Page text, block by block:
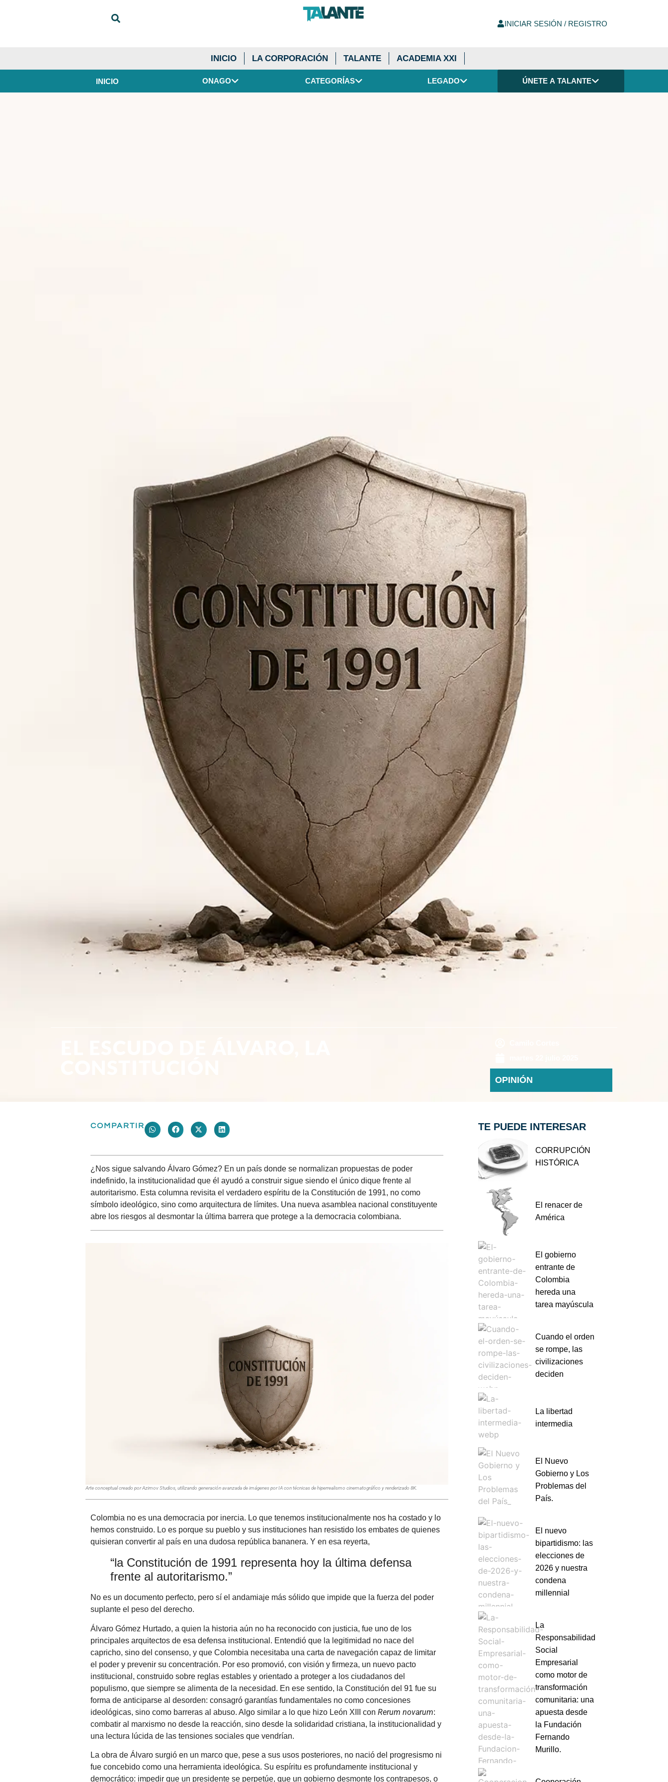
INICIAR SESIÓN / REGISTRO
INICIO LA CORPORACIÓN TALANTE ACADEMIA XXI
INICIO ONAGO CATEGORÍAS LEGADO ÚNETE A TALANTE
OPINIÓN
COMPARTIR
¿Nos sigue salvando Álvaro Gómez? En un país donde se normalizan propuestas de poder
indefinido, la institucionalidad que él ayudó a construir sigue siendo el único dique frente al
autoritarismo. Esta columna revisita el verdadero espíritu de la Constitución de 1991, no como
símbolo ideológico, sino como arquitectura de límites. Una nueva asamblea nacional constituyente
abre los riesgos al desmontar la última barrera que protege a la democracia colombiana.
Arte conceptual creado por Azimov Studios, utilizando generación avanzada de imágenes por IA con técnicas de hiperrealismo cinematográfico y renderizado 8K.
Colombia no es una democracia por inercia. Lo que tenemos institucionalmente nos ha costado y lo
hemos construido. Lo es porque su pueblo y sus instituciones han resistido los embates de quienes
quisieran convertir al país en una dudosa república bananera. Y en esa reyerta,
“la Constitución de 1991 representa hoy la última defensa
frente al autoritarismo.”
No es un documento perfecto, pero sí el andamiaje más sólido que impide que la fuerza del poder
suplante el peso del derecho.
Álvaro Gómez Hurtado, a quien la historia aún no ha reconocido con justicia, fue uno de los
principales arquitectos de esa defensa institucional. Entendió que la legitimidad no nace del
capricho, sino del consenso, y que Colombia necesitaba una carta de navegación capaz de limitar
el poder y prevenir su concentración. Por eso promovió, con visión y firmeza, un nuevo pacto
institucional, construido sobre reglas estables y orientado a proteger a los ciudadanos del
populismo, que siempre se alimenta de la necesidad. En ese sentido, la Constitución del 91 fue su
forma de anticiparse al desorden: consagró garantías fundamentales no como concesiones
ideológicas, sino como barreras al abuso. Algo similar a lo que hizo León XIII con Rerum novarum:
combatir al marxismo no desde la reacción, sino desde la solidaridad cristiana, la institucionalidad y
una lectura lúcida de las tensiones sociales que vendrían.
La obra de Álvaro surgió en un marco que, pese a sus usos posteriores, no nació del progresismo ni
fue concebido como una herramienta ideológica. Su espíritu es profundamente institucional y
democrático: impedir que un presidente se perpetúe, que un gobierno desmonte los contrapesos, o
TE PUEDE INTERESAR
CORRUPCIÓN
HISTÓRICA
El renacer de
América
El gobierno
entrante de
Colombia
hereda una
tarea mayúscula
Cuando el orden
se rompe, las
civilizaciones
deciden
La libertad
intermedia
El Nuevo
Gobierno y Los
Problemas del
País.
El nuevo
bipartidismo: las
elecciones de
2026 y nuestra
condena
millennial
La
Responsabilidad
Social
Empresarial
como motor de
transformación
comunitaria: una
apuesta desde
la Fundación
Fernando
Murillo.